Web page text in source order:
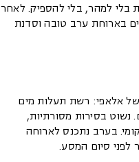
בלי למהר, בלי להספיק. לאחר
בארוחת ערב טובה וסדנת
אלאפי: רשת תעלות מים
נשוט בסירות מסורתיות,
בערב נתכנס לארוחה
לפני סיום המסע.